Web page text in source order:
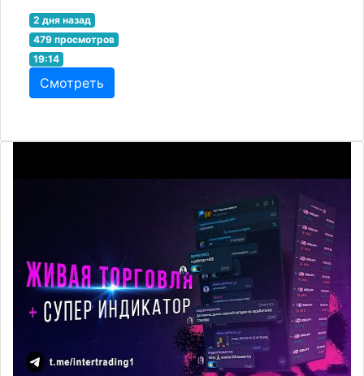
2 дня назад
479 просмотров
19:14
Смотреть